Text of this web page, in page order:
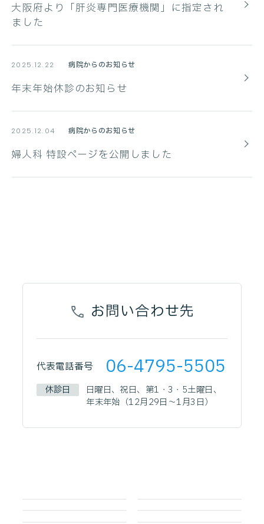
大阪府より「肝炎専門医療機関」に指定され
ました
2025.12.22 病院からのお知らせ
年末年始休診のお知らせ
2025.12.04 病院からのお知らせ
婦人科 特設ページを公開しました
お問い合わせ先
代表電話番号 06-4795-5505
休診日
日曜日、祝日、第1・3・5土曜日、
年末年始（12月29日～1月3日）